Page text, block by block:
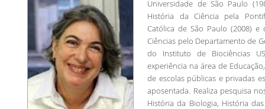
Universidade de São Paulo
História da Ciência pela
Católica de São Paulo (2008) e
Ciências pelo Departamento de
do Instituto de Biociências
experiência na área de
de escolas públicas e privadas
aposentada. Realiza pesquisa
História da Biologia, História